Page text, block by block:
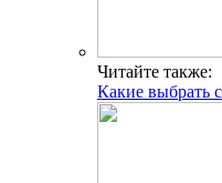
Читайте также:
Какие выбрать